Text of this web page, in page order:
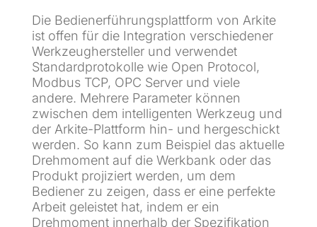
Die Bedienerführungsplattform von Arkite
ist offen für die Integration verschiedener
Werkzeughersteller und verwendet
Standardprotokolle wie Open Protocol,
Modbus TCP, OPC Server und viele
andere. Mehrere Parameter können
zwischen dem intelligenten Werkzeug und
der Arkite-Plattform hin- und hergeschickt
werden. So kann zum Beispiel das aktuelle
Drehmoment auf die Werkbank oder das
Produkt projiziert werden, um dem
Bediener zu zeigen, dass er eine perfekte
Arbeit geleistet hat, indem er ein
Drehmoment innerhalb der Spezifikation